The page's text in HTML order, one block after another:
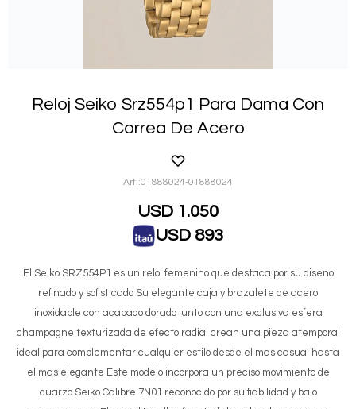
Reloj Seiko Srz554p1 Para Dama Con
Correa De Acero
01888024-01888024
USD 1.050
USD 893
El Seiko SRZ554P1 es un reloj femenino que destaca por su diseno
refinado y sofisticado Su elegante caja y brazalete de acero
inoxidable con acabado dorado junto con una exclusiva esfera
champagne texturizada de efecto radial crean una pieza atemporal
ideal para complementar cualquier estilo desde el mas casual hasta
el mas elegante Este modelo incorpora un preciso movimiento de
cuarzo Seiko Calibre 7N01 reconocido por su fiabilidad y bajo